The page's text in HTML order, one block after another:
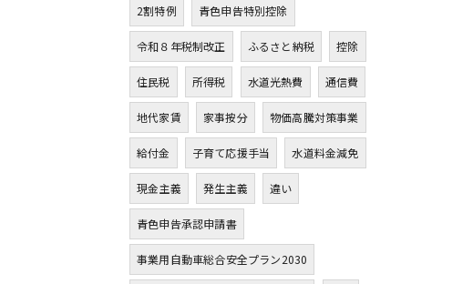
2割特例 青色申告特別控除
令和８年税制改正 ふるさと納税 控除
住民税 所得税 水道光熱費 通信費
地代家賃 家事按分 物価高騰対策事業
給付金 子育て応援手当 水道料金減免
現金主義 発生主義 違い
青色申告承認申請書
事業用自動車総合安全プラン2030